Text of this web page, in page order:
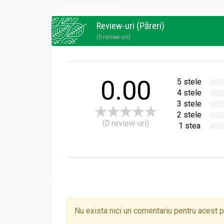
Contraindicatii
Sarcină, alăptare, alergie la oricare dintre
Durata unei cure obișnuiteeste de 2-3 luni.
Review-uri (Păreri)
(0 review-uri)
0.00
(0 review-uri)
5 stele
4 stele
3 stele
2 stele
1 stea
Nu exista nici un comentariu pentru acest